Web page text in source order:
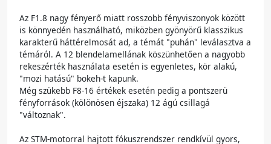
Az F1.8 nagy fényerő miatt rosszobb fényviszonyok között
is könnyedén használható, miközben gyönyörű klasszikus
karakterű háttérelmosát ad, a témát "puhán" leválasztva a
témáról. A 12 blendelamellának köszünhetően a nagyobb
rekeszérték használata esetén is egyenletes, kör alakú,
"mozi hatású" bokeh-t kapunk.
Még szükebb F8-16 értékek esetén pedig a pontszerü
fényforrások (kölönösen éjszaka) 12 ágú csillagá
"változnak".
Az STM-motorral hajtott fókuszrendszer rendkívül gyors,